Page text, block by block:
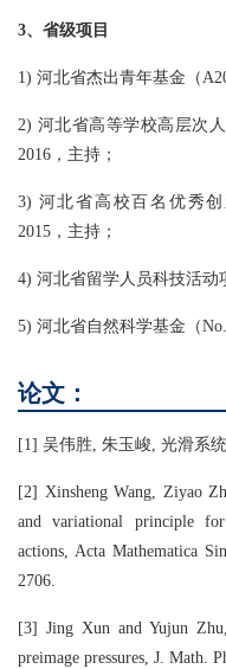
3、省级项目
1) 河北省杰出青年基金（
2) 河北省高等学校高层次
2016，主持；
3) 河北省高校百名优秀创
2015，主持；
4) 河北省留学人员科技活动
5) 河北省自然科学基金（No.
论文：
[1] 吴伟胜, 朱玉峻, 光滑系
[2] Xinsheng Wang, Ziyao
and variational principle
actions, Acta Mathematica
2706.
[3] Jing Xun and Yujun
preimage pressures, J. Math.